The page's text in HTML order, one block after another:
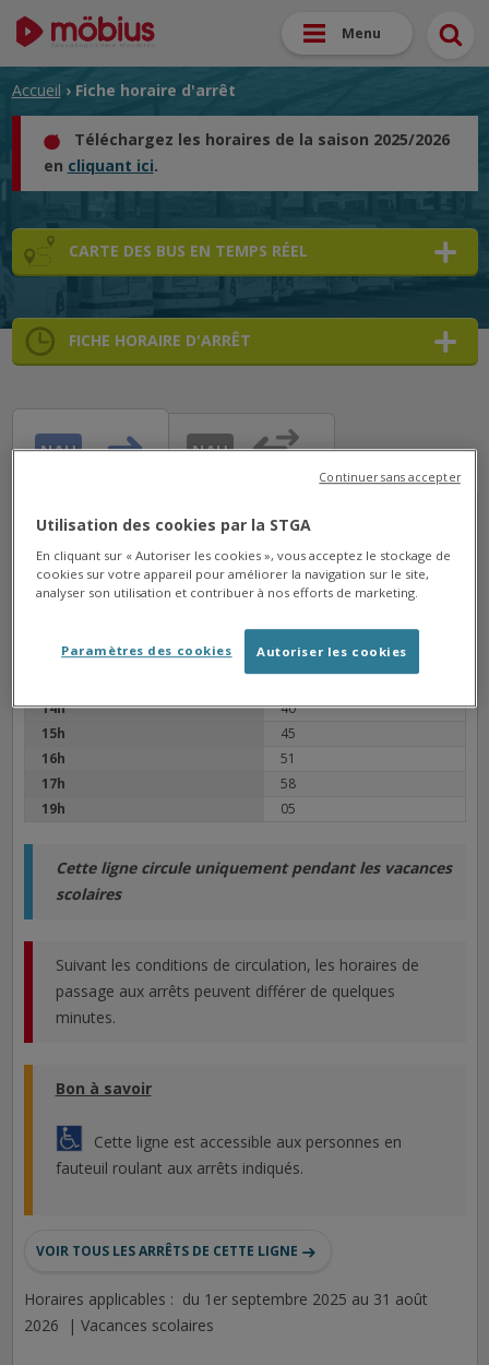
Menu
Accueil › Fiche horaire d'arrêt
Téléchargez les horaires de la saison 2025/2026
en cliquant ici.
CARTE DES BUS EN TEMPS RÉEL
FICHE HORAIRE D'ARRÊT
NAU ➜
➜ NAU ➜
➜
ArrêtNAUTILIS
Direction Angoulême Hôtel de Ville
Prochain bus à : 17h58
14h
40
15h
45
16h
51
17h
58
19h
05
Cette ligne circule uniquement pendant les vacances
scolaires
Suivant les conditions de circulation, les horaires de
passage aux arrêts peuvent différer de quelques
minutes.
Bon à savoir
Cette ligne est accessible aux personnes en
fauteuil roulant aux arrêts indiqués.
VOIR TOUS LES ARRÊTS DE CETTE LIGNE
Horaires applicables : du 1er septembre 2025 au 31 août
2026 | Vacances scolaires
Utilisation des cookies par la STGA
En cliquant sur « Autoriser les cookies », vous acceptez le stockage de
cookies sur votre appareil pour améliorer la navigation sur le site,
analyser son utilisation et contribuer à nos efforts de marketing.
Autoriser les cookies
Paramètres des cookies
Continuer sans accepter